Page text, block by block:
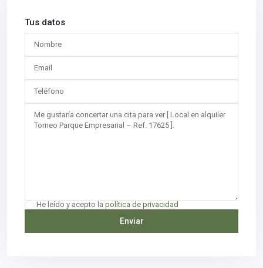
Tus datos
He leído y acepto la política de privacidad